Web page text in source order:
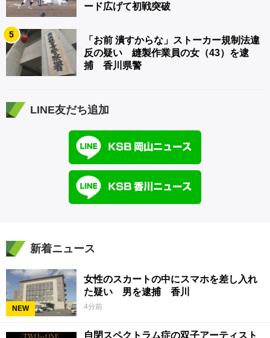
ード広げて初戦突破
5
「お前 潰すからな」ストーカー規制法違
反の疑い 縫製作業員の女（43）を逮
捕 香川県警
LINE友だち追加
新着ニュース
NEW
女性のスカートの中にスマホを差し入れ
た疑い 男を逮捕 香川
4分前
自閉スペクトラム症の双子アーティスト